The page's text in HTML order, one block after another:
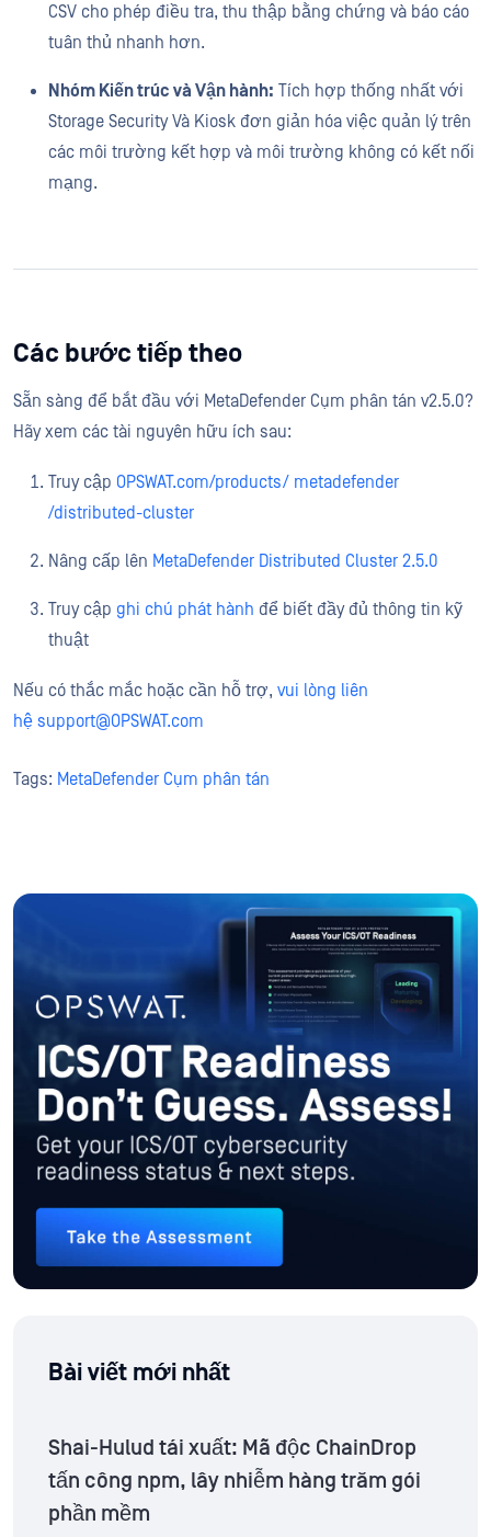
CSV cho phép điều tra, thu thập bằng chứng và báo cáo
tuân thủ nhanh hơn.
Nhóm Kiến trúc và Vận hành: Tích hợp thống nhất với
Storage Security Và Kiosk đơn giản hóa việc quản lý trên
các môi trường kết hợp và môi trường không có kết nối
mạng.
Các bước tiếp theo
Sẵn sàng để bắt đầu với MetaDefender Cụm phân tán v2.5.0?
Hãy xem các tài nguyên hữu ích sau:
Truy cập OPSWAT.com/products/ metadefender
/distributed-cluster
Nâng cấp lên MetaDefender Distributed Cluster 2.5.0
Truy cập ghi chú phát hành để biết đầy đủ thông tin kỹ
thuật
Nếu có thắc mắc hoặc cần hỗ trợ, vui lòng liên
hệ support@OPSWAT.com
Tags: MetaDefender Cụm phân tán
Bài viết mới nhất
Shai-Hulud tái xuất: Mã độc ChainDrop
tấn công npm, lây nhiễm hàng trăm gói
phần mềm